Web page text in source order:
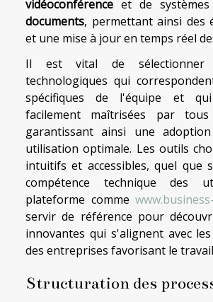
vidéoconférence et de
documents, permettant ainsi des
et une mise à jour en temps réel
Il est vital de sélectionner
technologiques qui
spécifiques de l'équipe et
facilement maîtrisées par
garantissant ainsi une
utilisation optimale. Les outils
intuitifs et accessibles, quel que
compétence technique des
plateforme comme
servir de référence pour
innovantes qui s'alignent avec
des entreprises favorisant le
Structuration des